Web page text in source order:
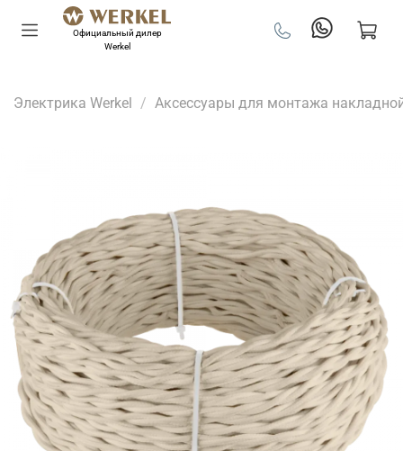
Официальный дилер
Werkel
Электрика Werkel Аксессуары для монтажа